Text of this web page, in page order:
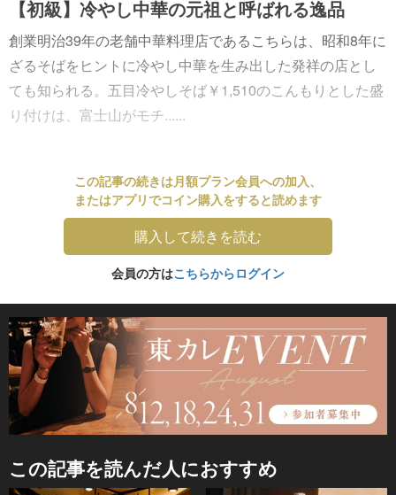
【初級】冷やし中華の元祖と呼ばれる逸品
創業明治39年の老舗中華料理店であるこちらは、昭和8年に
ざるそばをヒントに冷やし中華を生み出した発祥の店とし
ても知られる。五目冷やしそば￥1,510のこんもりとした盛
り付けは、富士山がモチ......
この記事の続きは月額プラン会員への加入、
またはアプリでコイン購入をすると読めます
購入して続きを読む
会員の方はこちらからログイン
この記事を読んだ人におすすめ